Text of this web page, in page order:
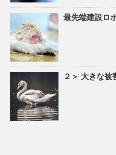
最先端建設ロ
２＞ 大きな被